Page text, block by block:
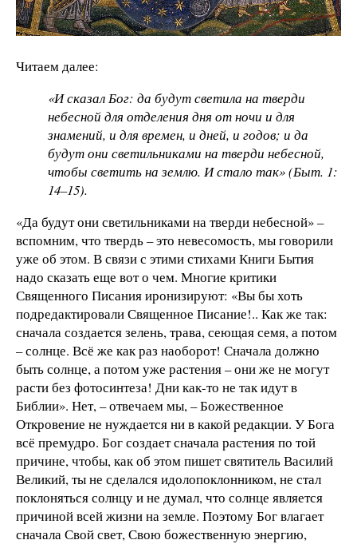
Читаем далее:
«И сказал Бог: да будут светила на тверди
небесной для отделения дня от ночи и для
знамений, и для времен, и дней, и годов; и да
будут они светильниками на тверди небесной,
чтобы светить на землю. И стало так» (Быт. 1:
14–15).
«Да будут они светильниками на тверди небесной» –
вспомним, что твердь – это невесомость, мы говорили
уже об этом. В связи с этими стихами Книги Бытия
надо сказать еще вот о чем. Многие критики
Священного Писания иронизируют: «Вы бы хоть
подредактировали Священное Писание!.. Как же так:
сначала создается зелень, трава, сеющая семя, а потом
– солнце. Всё же как раз наоборот! Сначала должно
быть солнце, а потом уже растения – они же не могут
расти без фотосинтеза! Дни как-то не так идут в
Библии». Нет, – отвечаем мы, – Божественное
Откровение не нуждается ни в какой редакции. У Бога
всё премудро. Бог создает сначала растения по той
причине, чтобы, как об этом пишет святитель Василий
Великий, ты не сделался идолопоклонником, не стал
поклоняться солнцу и не думал, что солнце является
причиной всей жизни на земле. Поэтому Бог влагает
сначала Свой свет, Свою божественную энергию,